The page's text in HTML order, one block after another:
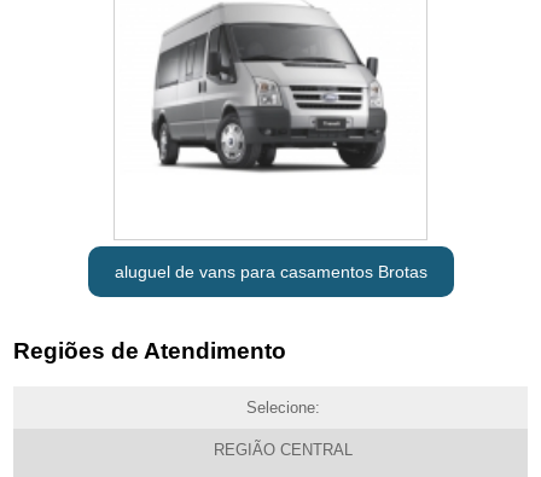
aluguel de vans para casamentos Brotas
Regiões de Atendimento
Selecione:
REGIÃO CENTRAL